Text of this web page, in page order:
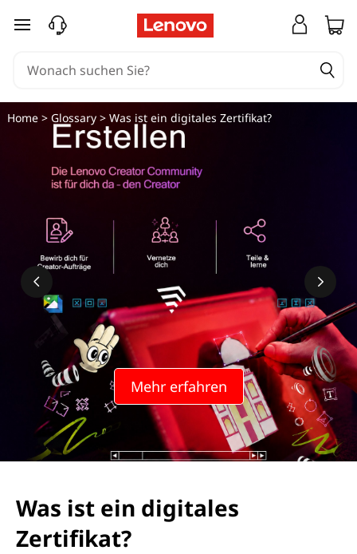
W
t
zum Hauptinhalt springen
Mehr erfahren
Home> Glossary> Was ist ein digitales Zertifikat?
Was ist ein digitales
Zertifikat?